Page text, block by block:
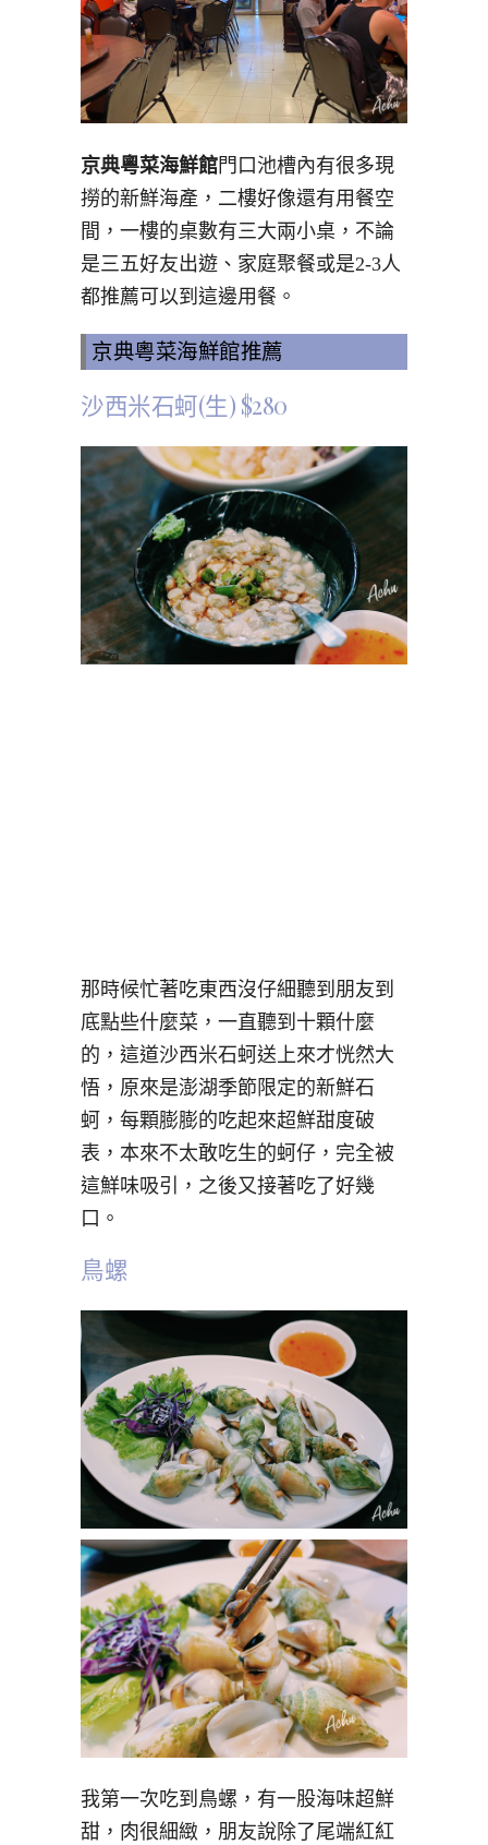
京典粵菜海鮮館門口池槽內有很多現
撈的新鮮海產，二樓好像還有用餐空
間，一樓的桌數有三大兩小桌，不論
是三五好友出遊、家庭聚餐或是2-3人
都推薦可以到這邊用餐。
京典粵菜海鮮館推薦
沙西米石蚵(生) $280
那時候忙著吃東西沒仔細聽到朋友到
底點些什麼菜，一直聽到十顆什麼
的，這道沙西米石蚵送上來才恍然大
悟，原來是澎湖季節限定的新鮮石
蚵，每顆膨膨的吃起來超鮮甜度破
表，本來不太敢吃生的蚵仔，完全被
這鮮味吸引，之後又接著吃了好幾
口。
鳥螺
我第一次吃到鳥螺，有一股海味超鮮
甜，肉很細緻，朋友說除了尾端紅紅